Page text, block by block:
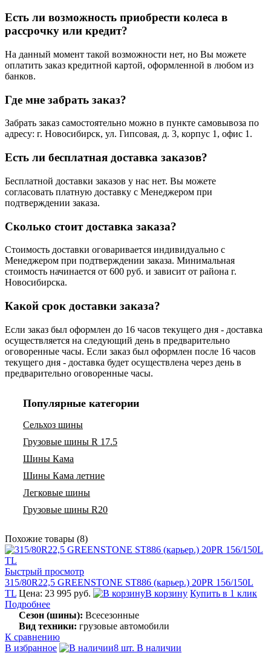
Есть ли возможность приобрести колеса в
рассрочку или кредит?
На данный момент такой возможности нет, но Вы можете
оплатить заказ кредитной картой, оформленной в любом из
банков.
Где мне забрать заказ?
Забрать заказ самостоятельно можно в пункте самовывоза по
адресу: г. Новосибирск, ул. Гипсовая, д. 3, корпус 1, офис 1.
Есть ли бесплатная доставка заказов?
Бесплатной доставки заказов у нас нет. Вы можете
согласовать платную доставку с Менеджером при
подтверждении заказа.
Сколько стоит доставка заказа?
Стоимость доставки оговаривается индивидуально с
Менеджером при подтверждении заказа. Минимальная
стоимость начинается от 600 руб. и зависит от района г.
Новосибирска.
Какой срок доставки заказа?
Если заказ был оформлен до 16 часов текущего дня - доставка
осуществляется на следующий день в предварительно
оговоренные часы. Если заказ был оформлен после 16 часов
текущего дня - доставка будет осуществлена через день в
предварительно оговоренные часы.
Популярные категории
Сельхоз шины
Грузовые шины R 17.5
Шины Кама
Шины Кама летние
Легковые шины
Грузовые шины R20
Похожие товары (8)
Быстрый просмотр
315/80R22,5 GREENSTONE ST886 (карьер.) 20PR 156/150L
TL Цена: 23 995 руб. В корзину Купить в 1 клик
Подробнее
Сезон (шины): Всесезонные
Вид техники: грузовые автомобили
К сравнению
В избранное
8 шт. В наличии